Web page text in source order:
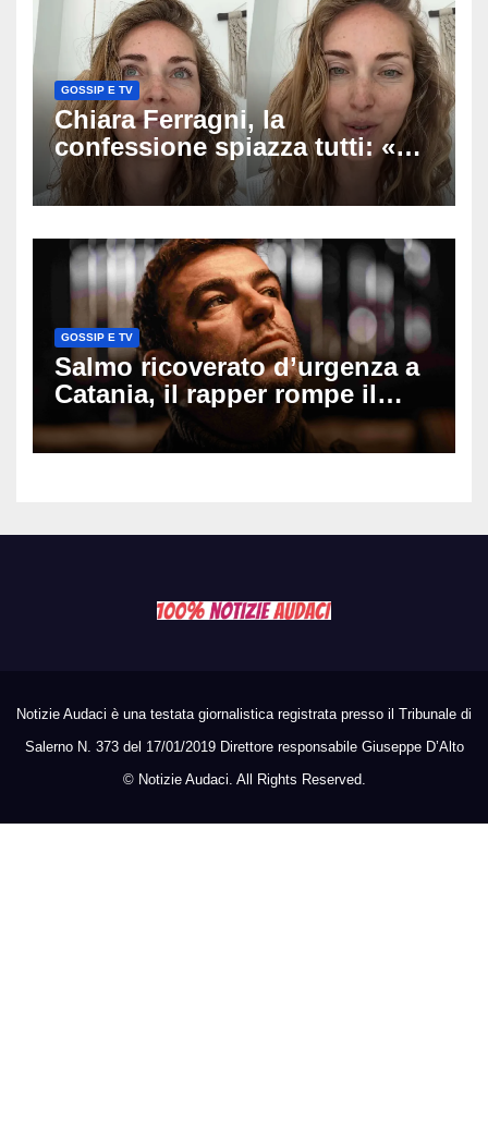
GOSSIP E TV
Chiara Ferragni, la
confessione spiazza tutti: «Un
mio ex voleva che mi rifacessi
il seno». Poi svela i ritocchi di
GOSSIP E TV
Salmo ricoverato d’urgenza a
Catania, il rapper rompe il
silenzio dopo la notte in
ospedale: come sta e cosa
Notizie Audaci è una testata giornalistica registrata presso il Tribunale di
Salerno N. 373 del 17/01/2019 Direttore responsabile Giuseppe D’Alto
© Notizie Audaci. All Rights Reserved.